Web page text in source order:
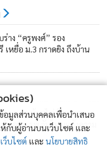
า “ระบบติดตามผู้ป่วยโค
แยกตัว” เตรียมเพิ่มระบบ
าษาอังกฤษพร้อมประเทศ
าน
าง “ครูพงศ์” รอง
หยื่อ ม.3 กราดยิง ถึงบ้าน
ง ผกก.บ้านไผ่ ล็อคคอ
นออก รพ.วันไหนแจ้งความ
อมูลส่วนบุคคลเพื่อนำเสนอ
กับผู้อ่านบนเว็บไซต์ และ
ว็บไซต์ และ นโยบายสิทธิ